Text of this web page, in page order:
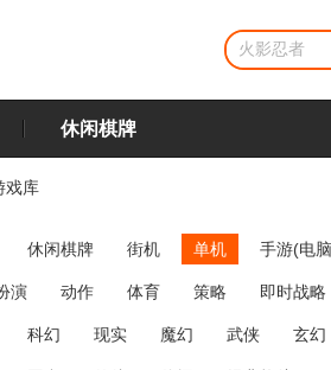
休闲棋牌
戏库
休闲棋牌 街机 单机 手游(电
演 动作 体育 策略
即时战略
第三人称射击 棋类 牌类 麻将
科幻 现实 魔幻 武侠 玄幻